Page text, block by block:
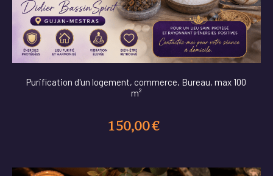
Purification d'un logement, commerce, Bureau, max 100
m²
150,00€